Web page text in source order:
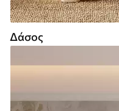
Δάσος